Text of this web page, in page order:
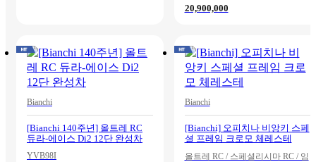
20,900,000
Bianchi
[Bianchi 140주년] 올트레 RC
듀라-에이스 Di2 12단 완성차
YVB98I
Bianchi
[Bianchi] 오피치나 비앙키 스페
셜 프레임 크로모 체레스테
올트레 RC / 스페셜리시마 RC / 임